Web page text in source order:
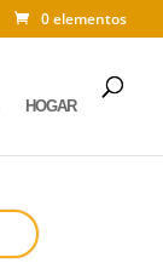
0 elementos
HOGAR